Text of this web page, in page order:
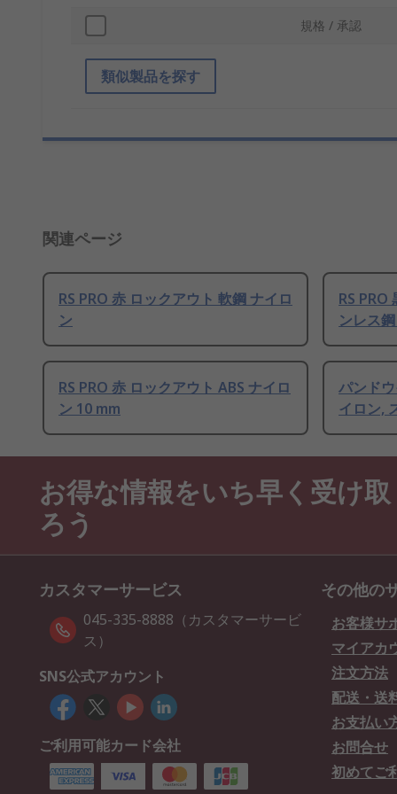
規格 / 承認
類似製品を探す
関連ページ
RS PRO 赤 ロックアウト 軟鋼 ナイロ
ン
RS PRO
ンレス
RS PRO 赤 ロックアウト ABS ナイロ
ン 10 mm
パンド
イロン,
お得な情報をいち早く受け取
ろう
カスタマーサービス
045-335-8888（カスタマーサービ
ス）
SNS公式アカウント
ご利用可能カード会社
その他の
お客様サ
マイアカ
注文方法
配送・送
お支払い
お問合せ
初めてご